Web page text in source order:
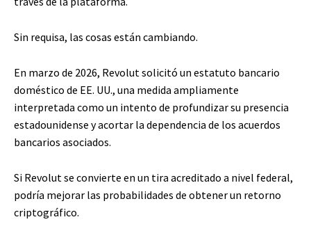
Sin requisa, las cosas están cambiando.
En marzo de 2026, Revolut solicitó un estatuto bancario
doméstico de EE. UU., una medida ampliamente
interpretada como un intento de profundizar su presencia
estadounidense y acortar la dependencia de los acuerdos
bancarios asociados.
Si Revolut se convierte en un tira acreditado a nivel federal,
podría mejorar las probabilidades de obtener un retorno
criptográfico.